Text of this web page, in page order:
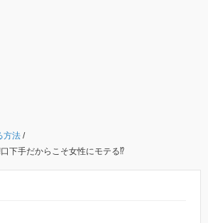
方法 /
下手だからこそ女性にモテる⁉︎